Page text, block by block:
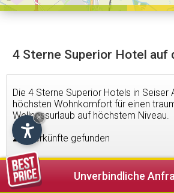
4 Sterne Superior Hotel auf
Die 4 Sterne Superior Hotels in Seiser
höchsten Wohnkomfort für einen
Wellnessurlaub auf höchstem Niveau.
2
Unterkünfte gefunden
Unverbindliche
×